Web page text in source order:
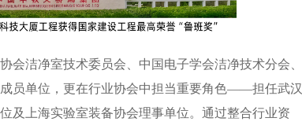
会洁净室技术委员会、中国电子学会洁净技术分会、
员单位，更在行业协会中担当重要角色——担任武汉
及上海实验室装备协会理事单位。通过整合行业资